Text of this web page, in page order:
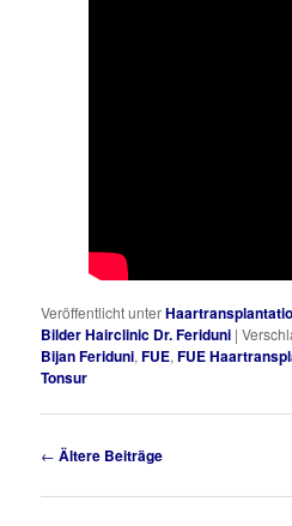
Veröffentlicht unter
Bilder Hairclinic Dr. Feriduni |
Bijan Feriduni,FUE,FUE
Tonsur
Beitragsnavigation
← Ältere Beiträge